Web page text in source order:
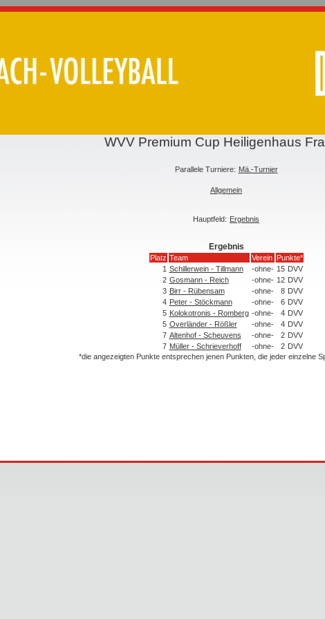
WVV Premium Cup Heiligenhaus
Parallele Turniere: Mä.-Turnier
Allgemein
Hauptfeld: Ergebnis
Ergebnis
Platz Team Verein
Punkte*
1 Schillerwein - Tillmann -ohne- 15 DVV
2 Gosmann - Reich -ohne- 12 DVV
3 Birr - Rübensam -ohne- 8 DVV
4 Peter - Stöckmann -ohne- 6 DVV
5 Kolokotronis - Romberg -ohne- 4 DVV
5 Overländer - Rößler -ohne- 4 DVV
7 Altenhof - Scheuvens -ohne- 2 DVV
7 Müller - Schrieverhoff -ohne- 2 DVV
*die angezeigten Punkte entsprechen jenen Punkten, die jeder einzelne